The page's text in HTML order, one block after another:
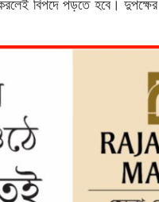
বিপদে পড়তে হবে।